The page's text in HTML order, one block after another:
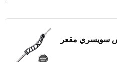
سويسري مقعر